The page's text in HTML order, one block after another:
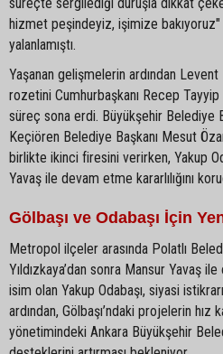
hizmet peşindeyiz, işimize
yalanlamıştı.
Yaşanan gelişmelerin ardından Levent
rozetini Cumhurbaşkanı Recep Tayyip
süreç sona erdi. Büyükşehir Belediye
Keçiören Belediye Başkanı Mesut
birlikte ikinci firesini verirken, Yakup
Yavaş ile devam etme kararlılığını
Gölbaşı ve Odabaşı İçin
Metropol ilçeler arasında Polatlı
Yıldızkaya’dan sonra Mansur Yavaş
isim olan Yakup Odabaşı, siyasi
ardından, Gölbaşı’ndaki projelerin hız
yönetimindeki Ankara Büyükşehir